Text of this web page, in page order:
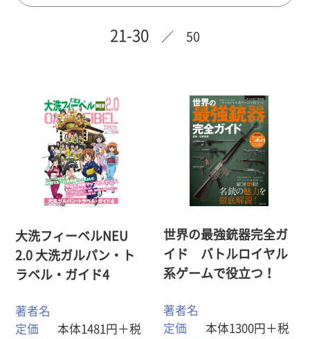
21-30 ／ 50
大洗フィーベルNEU
2.0 大洗ガルパン・ト
ラベル・ガイド4
著者名
定価
本体1481円＋税
世界の最強銃器完全ガ
イド バトルロイヤル
系ゲームで役立つ！
著者名
定価
本体1300円＋税